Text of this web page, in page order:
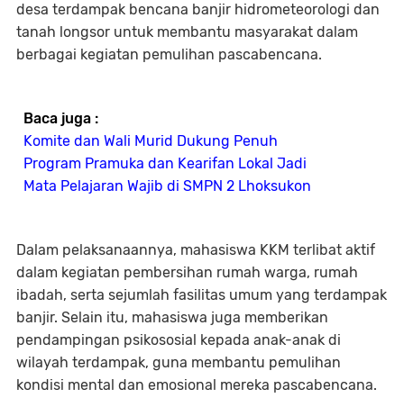
desa terdampak bencana banjir hidrometeorologi dan
tanah longsor untuk membantu masyarakat dalam
berbagai kegiatan pemulihan pascabencana.
Baca juga :
Komite dan Wali Murid Dukung Penuh
Program Pramuka dan Kearifan Lokal Jadi
Mata Pelajaran Wajib di SMPN 2 Lhoksukon
Dalam pelaksanaannya, mahasiswa KKM terlibat aktif
dalam kegiatan pembersihan rumah warga, rumah
ibadah, serta sejumlah fasilitas umum yang terdampak
banjir. Selain itu, mahasiswa juga memberikan
pendampingan psikososial kepada anak-anak di
wilayah terdampak, guna membantu pemulihan
kondisi mental dan emosional mereka pascabencana.